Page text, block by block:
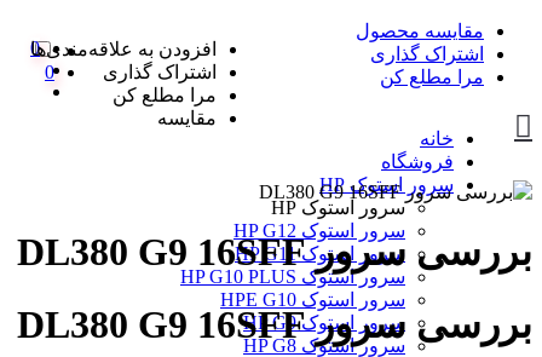
مقایسه محصول
اشتراک گذاری
مرا مطلع کن
0
0
خانه
فروشگاه
سرور استوک HP
سرور استوک HP
سرور استوک HP G12
سرور استوک HP G11
سرور استوک HP G10 PLUS
سرور استوک HPE G10
سرور استوک HP G9
سرور استوک HP G8
افزودن به علاقه‌مندی‌ها
اشتراک گذاری
مرا مطلع کن
مقایسه
بررسی سرور DL380 G9 16SFF
بررسی سرور DL380 G9 16SFF